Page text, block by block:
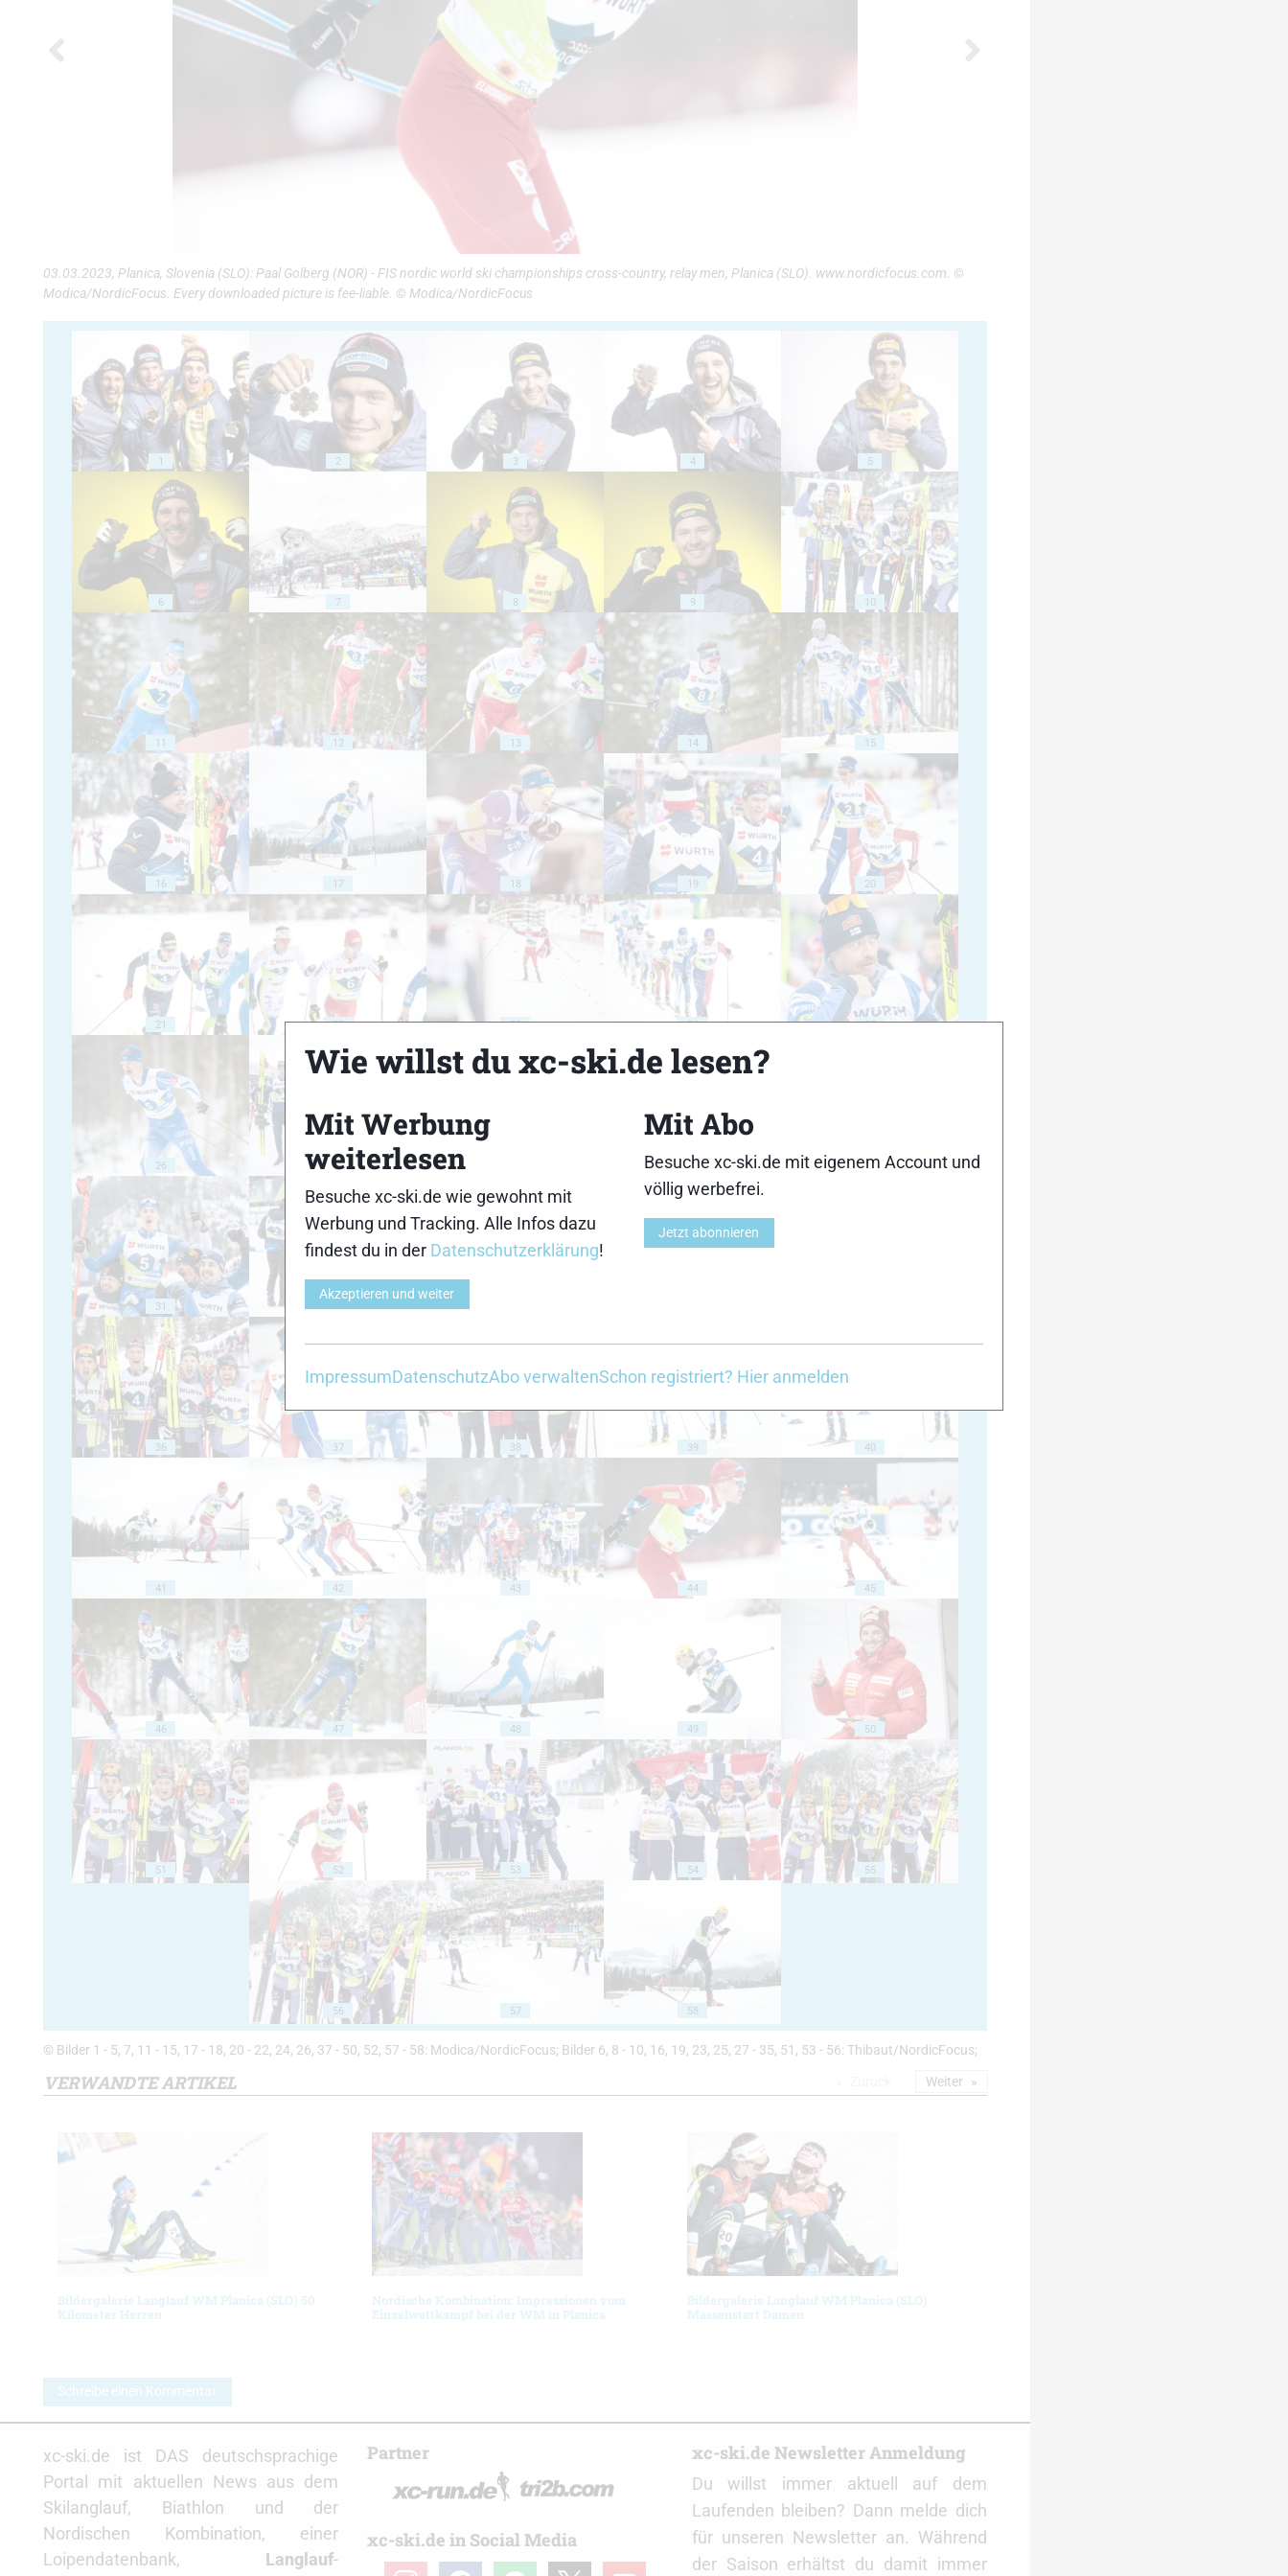
03.03.2023, Planica, Slovenia (SLO): Paal Golberg (NOR) - FIS nordic world ski championships cross-country, relay men, Planica (SLO). www.nordicfocus.com. ©
Modica/NordicFocus. Every downloaded picture is fee-liable. © Modica/NordicFocus
1 2 3 4 5
6 7 8 9 10
11 12 13 14 15
16 17 18 19 20
21 22 23 24 25
26 27 29 30
31 32
36 37 38 39 40
41 42 43 44 45
46 47 48 49 50
51 52 53 54 55
56 57 58
© Bilder 1 - 5, 7, 11 - 15, 17 - 18, 20 - 22, 24, 26, 37 - 50, 52, 57 - 58: Modica/NordicFocus; Bilder 6, 8 - 10, 16, 19, 23, 25, 27 - 35, 51, 53 - 56: Thibaut/NordicFocus;
VERWANDTE ARTIKEL
Bildergalerie Langlauf WM Planica (SLO) 50
Kilometer Herren
Nordische Kombination: Impressionen vom
Einzelwettkampf bei der WM in Planica
Bildergalerie Langlauf WM Planica (SLO)
Massenstart Damen
Weiter
Schreibe einen Kommentar
xc-ski.de ist DAS deutschsprachige
Portal mit aktuellen News aus dem
Skilanglauf, Biathlon und der
Nordischen Kombination, einer
Loipendatenbank, Langlauf-
Partner
xc-ski.de in Social Media
xc-ski.de Newsletter Anmeldung
Du willst immer aktuell auf dem
Laufenden bleiben? Dann melde dich
für unseren Newsletter an. Während
der Saison erhältst du damit immer
Wie willst du xc-ski.de lesen?
Mit Werbung
weiterlesen
Besuche xc-ski.de wie gewohnt mit
Werbung und Tracking. Alle Infos dazu
findest du in der Datenschutzerklärung!
Akzeptieren und weiter
Mit Abo
Besuche xc-ski.de mit eigenem Account und
völlig werbefrei.
Jetzt abonnieren
ImpressumDatenschutzAbo verwaltenSchon registriert? Hier anmelden